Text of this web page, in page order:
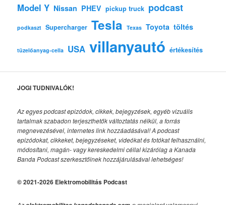
Model Y Nissan PHEV pickup truck podcast
podkaszt Supercharger Tesla Texas Toyota töltés
tüzelőanyag-cella USA villanyautó értékesítés
JOGI TUDNIVALÓK!
Az egyes podcast epizódok, cikkek, bejegyzések, egyéb vizuális
tartalmak szabadon terjeszthetők változtatás nélkül, a forrás
megnevezésével, internetes link hozzáadásával!A podcast
epizódokat, cikkeket, bejegyzéseket, videókat és fotókat felhasználni,
módosítani, magán- vagy kereskedelmi céllal kizárólag a Kanada
Banda Podcast szerkesztőinek hozzájárulásával lehetséges!
© 2021-2026 Elektromobilitás Podcast